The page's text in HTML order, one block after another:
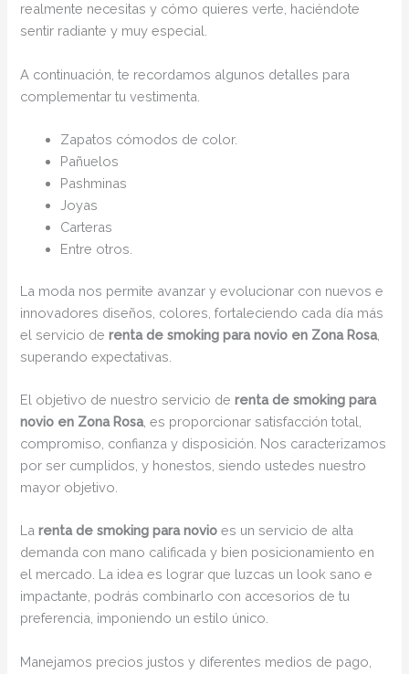
realmente necesitas y cómo quieres verte, haciéndote
sentir radiante y muy especial.
A continuación, te recordamos algunos detalles para
complementar tu vestimenta.
Zapatos cómodos de color.
Pañuelos
Pashminas
Joyas
Carteras
Entre otros.
La moda nos permite avanzar y evolucionar con nuevos e
innovadores diseños, colores, fortaleciendo cada día más
el servicio derenta de smoking para novio en Zona Rosa,
superando expectativas.
El objetivo de nuestro servicio derenta de smoking para
novio en Zona Rosa, es proporcionar satisfacción total,
compromiso, confianza y disposición. Nos caracterizamos
por ser cumplidos, y honestos, siendo ustedes nuestro
mayor objetivo.
Larenta de smoking para novioes un servicio de alta
demanda con mano calificada y bien posicionamiento en
el mercado. La idea es lograr que luzcas un look sano e
impactante, podrás combinarlo con accesorios de tu
preferencia, imponiendo un estilo único.
Manejamos precios justos y diferentes medios de pago,